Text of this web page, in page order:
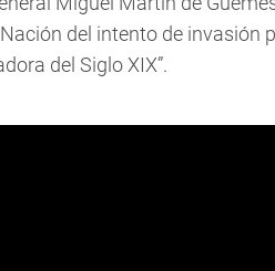
del intento de invasión
del Siglo XIX”.